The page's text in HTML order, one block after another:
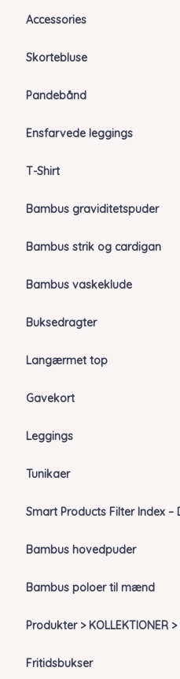
Accessories
Skortebluse
Pandebånd
Ensfarvede leggings
T-Shirt
Bambus graviditetspuder
Bambus strik og cardigan
Bambus vaskeklude
Buksedragter
Langærmet top
Gavekort
Leggings
Tunikaer
Smart Products Filter Index –
Bambus hovedpuder
Bambus poloer til mænd
Produkter > KOLLEKTIONER >
Fritidsbukser